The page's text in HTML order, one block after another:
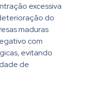
excessiva
do
maduras
com
evitando
de